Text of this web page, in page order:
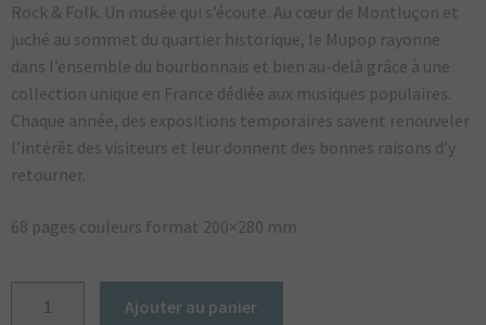
Rock & Folk. Un musée qui s’écoute. Au cœur de Montluçon et
juché au sommet du quartier historique, le Mupop rayonne
dans l’ensemble du bourbonnais et bien au-delà grâce à une
collection unique en France dédiée aux musiques populaires.
Chaque année, des expositions temporaires savent renouveler
l’intérêt des visiteurs et leur donnent des bonnes raisons d’y
retourner.
68 pages couleurs format 200×280 mm
Ajouter au panier